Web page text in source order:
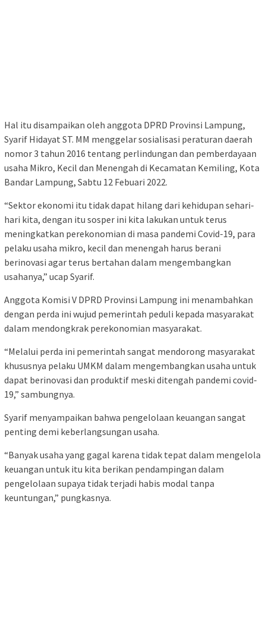
Hal itu disampaikan oleh anggota DPRD Provinsi Lampung,
Syarif Hidayat ST. MM menggelar sosialisasi peraturan daerah
nomor 3 tahun 2016 tentang perlindungan dan pemberdayaan
usaha Mikro, Kecil dan Menengah di Kecamatan Kemiling, Kota
Bandar Lampung, Sabtu 12 Febuari 2022.
“Sektor ekonomi itu tidak dapat hilang dari kehidupan sehari-
hari kita, dengan itu sosper ini kita lakukan untuk terus
meningkatkan perekonomian di masa pandemi Covid-19, para
pelaku usaha mikro, kecil dan menengah harus berani
berinovasi agar terus bertahan dalam mengembangkan
usahanya,” ucap Syarif.
Anggota Komisi V DPRD Provinsi Lampung ini menambahkan
dengan perda ini wujud pemerintah peduli kepada masyarakat
dalam mendongkrak perekonomian masyarakat.
“Melalui perda ini pemerintah sangat mendorong masyarakat
khususnya pelaku UMKM dalam mengembangkan usaha untuk
dapat berinovasi dan produktif meski ditengah pandemi covid-
19,” sambungnya.
Syarif menyampaikan bahwa pengelolaan keuangan sangat
penting demi keberlangsungan usaha.
“Banyak usaha yang gagal karena tidak tepat dalam mengelola
keuangan untuk itu kita berikan pendampingan dalam
pengelolaan supaya tidak terjadi habis modal tanpa
keuntungan,” pungkasnya.